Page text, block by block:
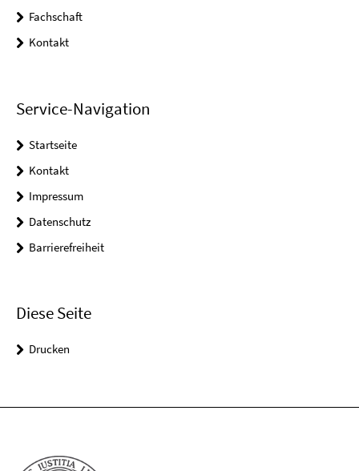
Fachschaft
Kontakt
Service-Navigation
Startseite
Kontakt
Impressum
Datenschutz
Barrierefreiheit
Diese Seite
Drucken